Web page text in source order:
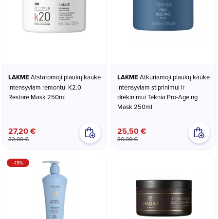
LAKME
intensyviam remontui K2.0
Restore Mask 250ml
27,20 €
32,00 €
LAKME
intensyviam stiprinimui ir
drėkinimui Teknia Pro-Ageing
Mask 250ml
25,50 €
30,00 €
-15%